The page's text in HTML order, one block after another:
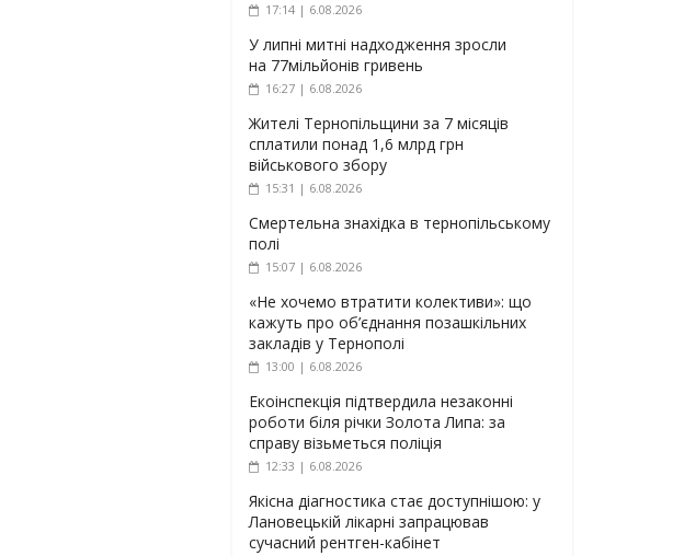
17:14 | 6.08.2026
У липні митні надходження зросли
на 77мільйонів гривень
16:27 | 6.08.2026
Жителі Тернопільщини за 7 місяців
сплатили понад 1,6 млрд грн
військового збору
15:31 | 6.08.2026
Смертельна знахідка в тернопільському
полі
15:07 | 6.08.2026
«Не хочемо втратити колективи»: що
кажуть про об’єднання позашкільних
закладів у Тернополі
13:00 | 6.08.2026
Екоінспекція підтвердила незаконні
роботи біля річки Золота Липа: за
справу візьметься поліція
12:33 | 6.08.2026
Якісна діагностика стає доступнішою: у
Лановецькій лікарні запрацював
сучасний рентген-кабінет